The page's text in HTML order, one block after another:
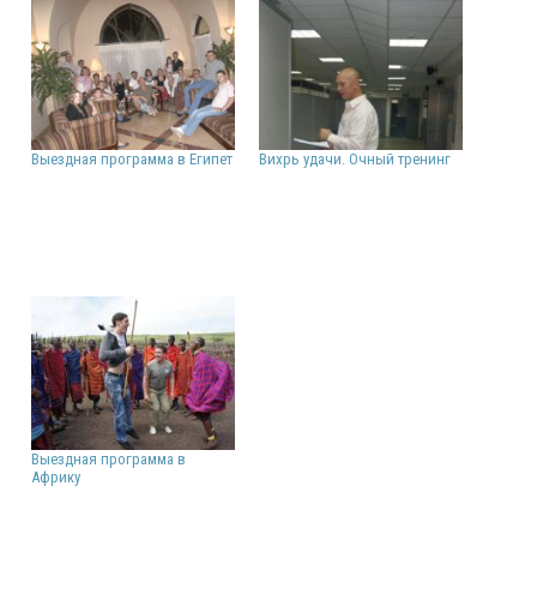
Выездная программа в Египет Вихрь удачи. Очный тренинг
Выездная программа в
Африку